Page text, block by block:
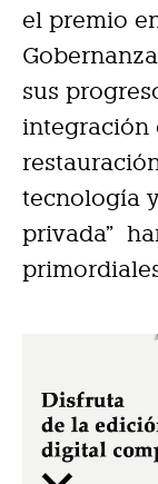
el premio
sus
integración
tecnología
privada”